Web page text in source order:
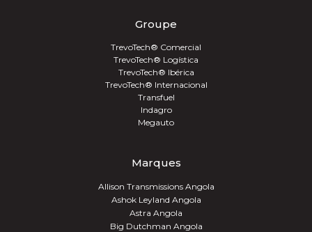
Groupe
TrevoTech® Comercial
TrevoTech® Logística
TrevoTech® Ibérica
TrevoTech® Internacional
Transfuel
Indagro
Megauto
Marques
Allison Transmissions Angola
Ashok Leyland Angola
Astra Angola
Big Dutchman Angola